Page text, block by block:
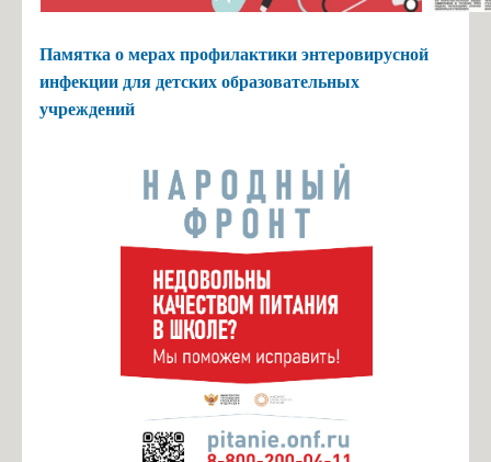
Памятка о мерах профилактики энтеровирусной
инфекции для детских образовательных
учреждений